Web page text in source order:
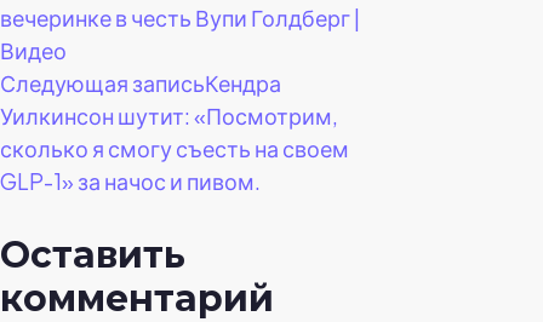
вечеринке в честь Вупи Голдберг |
Видео
Следующая записьКендра
Уилкинсон шутит: «Посмотрим,
сколько я смогу съесть на своем
GLP-1» за начос и пивом.
Оставить
комментарий